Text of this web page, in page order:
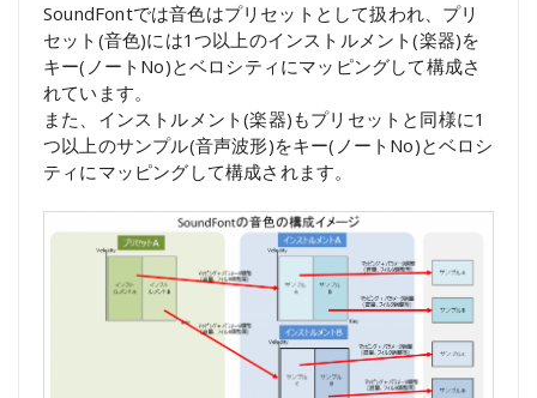
SoundFontでは音色はプリセットとして扱われ、プリ
セット(音色)には1つ以上のインストルメント(楽器)を
キー(ノートNo)とベロシティにマッピングして構成さ
れています。
また、インストルメント(楽器)もプリセットと同様に1
つ以上のサンプル(音声波形)をキー(ノートNo)とベロシ
ティにマッピングして構成されます。